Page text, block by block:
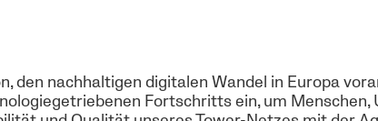
den nachhaltigen digitalen Wandel in Europa
Fortschritts ein, um